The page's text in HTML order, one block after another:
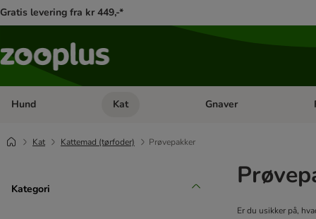
Gratis levering fra kr 449,-*
Hund Åben kategori menu: Hund
Kat Åben kategori menu: Kat
Gnaver
Kat Kattemad (tørfoder) Prøvepakker
Kategori
Er du usikker på,